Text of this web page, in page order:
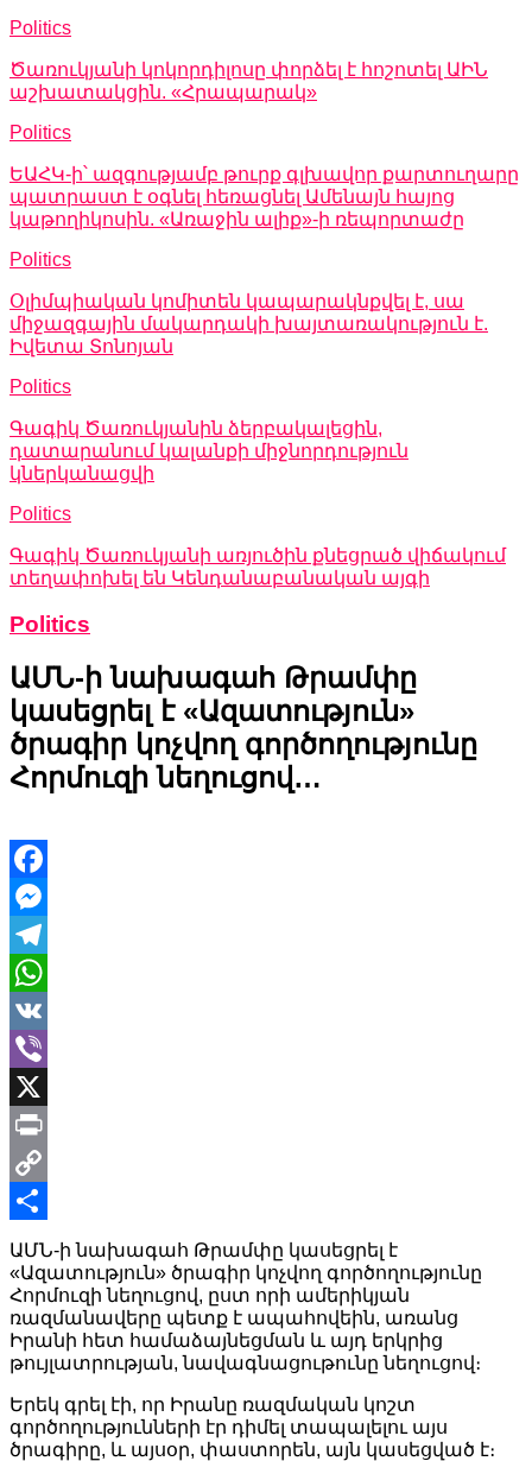
Politics
Ծառուկյանի կոկորդիլոսը փորձել է հոշոտել ԱԻՆ
աշխատակցին. «Հրապարակ»
Politics
ԵԱՀԿ-ի՝ ազգությամբ թուրք գլխավոր քարտուղարը
պատրաստ է օգնել հեռացնել Ամենայն հայոց
կաթողիկոսին. «Առաջին ալիք»-ի ռեպորտաժը
Politics
Օլիմպիական կոմիտեն կապարակնքվել է, սա
միջազգային մակարդակի խայտառակություն է.
Իվետա Տոնոյան
Politics
Գագիկ Ծառուկյանին ձերբակալեցին,
դատարանում կալանքի միջնորդություն
կներկանացվի
Politics
Գագիկ Ծառուկյանի առյուծին քնեցրած վիճակում
տեղափոխել են Կենդանաբանական այգի
Politics
ԱՄՆ-ի նախագահ Թրամփը
կասեցրել է «Ազատություն»
ծրագիր կոչվող գործողությունը
Հորմուզի նեղուցով…
Facebook
Messenger
Telegram
WhatsApp
VK
Viber
X
Print
Copy
Link
Share
ԱՄՆ-ի նախագահ Թրամփը կասեցրել է
«Ազատություն» ծրագիր կոչվող գործողությունը
Հորմուզի նեղուցով, ըստ որի ամերիկյան
ռազմանավերը պետք է ապահովեին, առանց
Իրանի հետ համաձայնեցման և այդ երկրից
թույլատրության, նավագնացութունը նեղուցով։
Երեկ գրել էի, որ Իրանը ռազմական կոշտ
գործողությունների էր դիմել տապալելու այս
ծրագիրը, և այսօր, փաստորեն, այն կասեցված է։